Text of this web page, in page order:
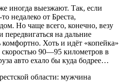
иногда выезжают. Так, если
недалеко от Бреста,
Но чаще всего, конечно, везу
на дальние
комфортно. Хоть и идёт «копейка»
скоростью 90—95 километров в
авто ехало бы куда бодрее…